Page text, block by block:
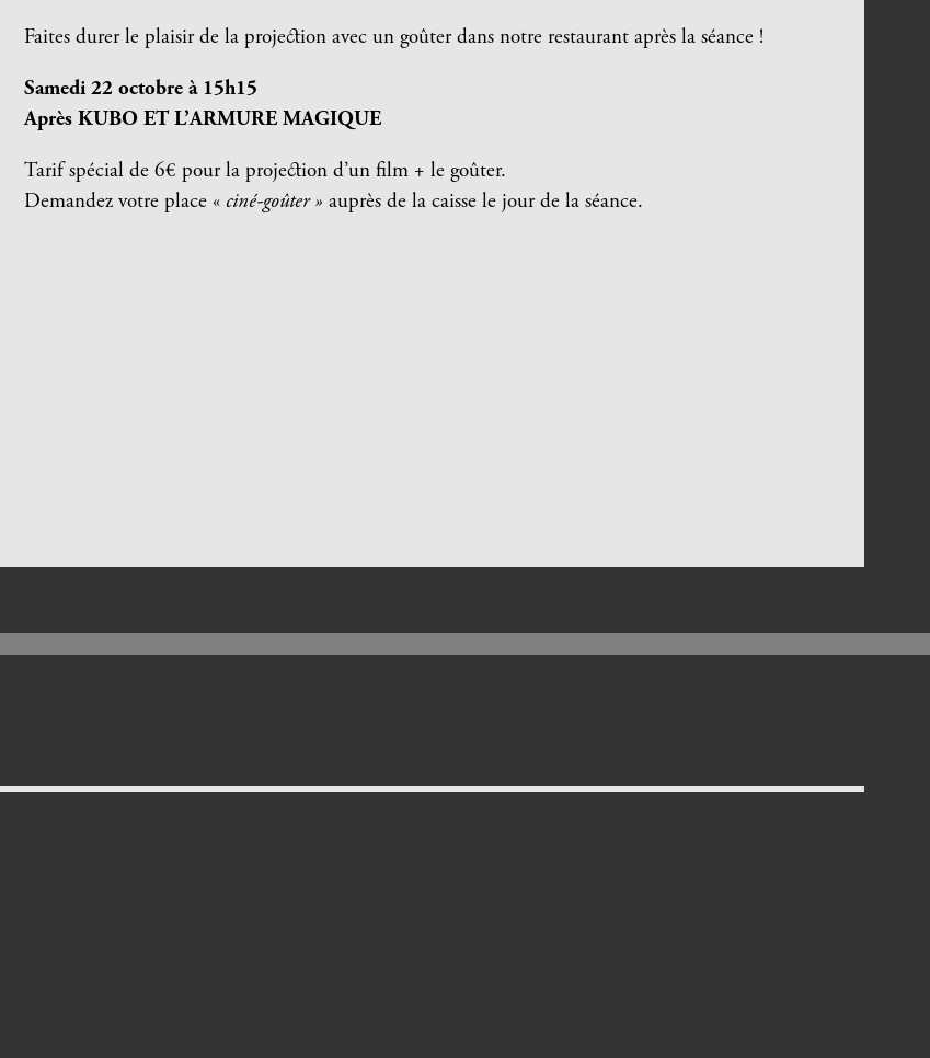
Faites durer le plaisir de la projection avec un goûter dans notre restaurant après la séance !
Samedi 22 octobre à 15h15
Après KUBO ET L’ARMURE MAGIQUE
Tarif spécial de 6€ pour la projection d’un film + le goûter.
Demandez votre place « ciné-goûter » auprès de la caisse le jour de la séance.